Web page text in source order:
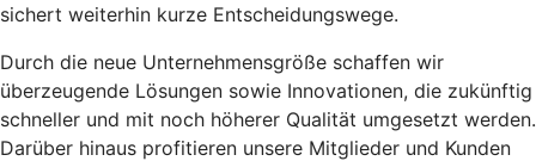
sichert weiterhin kurze Entscheidungswege.
Durch die neue Unternehmensgröße schaffen wir
überzeugende Lösungen sowie Innovationen, die zukünftig
schneller und mit noch höherer Qualität umgesetzt werden.
Darüber hinaus profitieren unsere Mitglieder und Kunden